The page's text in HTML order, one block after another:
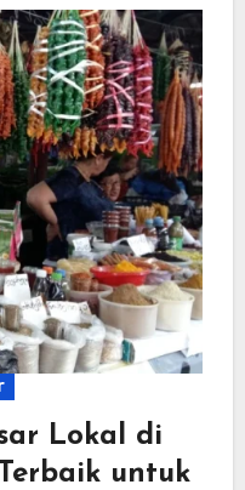
Lokal di
untuk